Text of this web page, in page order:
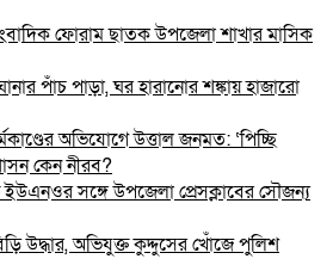
ফোরাম ছাতক উপজেলা শাখার মাসিক
পাঁচ পাড়া, ঘর হারানোর শঙ্কায় হাজারো
অভিযোগে উত্তাল জনমত: ‘পিচ্ছি
কেন নীরব?
ইউএনওর সঙ্গে উপজেলা প্রেসক্লাবের সৌজন্য
উদ্ধার, অভিযুক্ত কুদ্দুসের খোঁজে পুলিশ